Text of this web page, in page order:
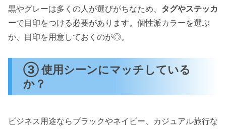
黒やグレーは多くの人が選びがちなため、 タグやステッカ
ーで目印をつける必要があります。個性派カラーを選ぶ
か、目印を用意しておくのが◎。
③ 使用シーンにマッチしている
か？
ビジネス用途ならブラックやネイビー、カジュアル旅行な